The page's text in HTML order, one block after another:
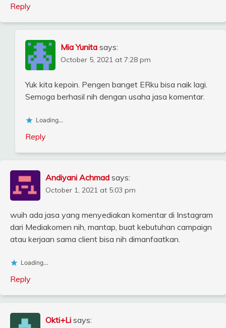
Reply
Mia Yunita says:
October 5, 2021 at 7:28 pm
Yuk kita kepoin. Pengen banget ERku bisa naik lagi.
Semoga berhasil nih dengan usaha jasa komentar.
Loading...
Reply
Andiyani Achmad says:
October 1, 2021 at 5:03 pm
wuih ada jasa yang menyediakan komentar di Instagram
dari Mediakomen nih, mantap, buat kebutuhan campaign
atau kerjaan sama client bisa nih dimanfaatkan.
Loading...
Reply
Okti+Li says: